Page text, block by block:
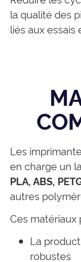
la qualité des
liés aux
Les
en charge un
PLA, ABS,
autres
Ces
La
robustes